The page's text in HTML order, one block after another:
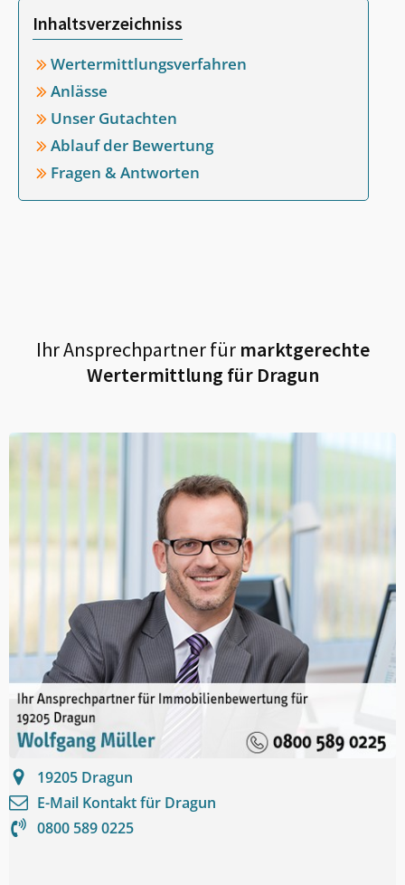
Inhaltsverzeichniss
Wertermittlungsverfahren
Anlässe
Unser Gutachten
Ablauf der Bewertung
Fragen & Antworten
Ihr Ansprechpartner fürmarktgerechte
Wertermittlung für Dragun
19205 Dragun
E-Mail Kontakt für Dragun
0800 589 0225